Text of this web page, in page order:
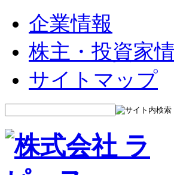
企業情報
株主・投資家
サイトマップ